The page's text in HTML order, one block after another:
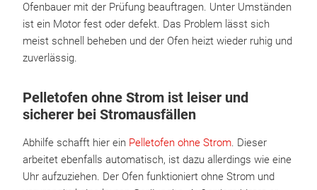
Ofenbauer mit der Prüfung beauftragen. Unter Umständen
ist ein Motor fest oder defekt. Das Problem lässt sich
meist schnell beheben und der Ofen heizt wieder ruhig und
zuverlässig.
Pelletofen ohne Strom ist leiser und
sicherer bei Stromausfällen
Abhilfe schafft hier ein Pelletofen ohne Strom. Dieser
arbeitet ebenfalls automatisch, ist dazu allerdings wie eine
Uhr aufzuziehen. Der Ofen funktioniert ohne Strom und